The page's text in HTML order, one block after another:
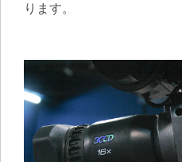
ります。